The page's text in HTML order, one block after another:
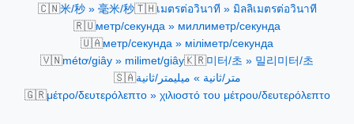
🇨🇳米/秒 » 毫米/秒🇹🇭เมตรต่อวินาที » มิลลิเมตรต่อวินาที
🇷🇺метр/секунда » миллиметр/секунда
🇺🇦метр/секунда » міліметр/секунда
🇻🇳métơ/giây » milimet/giây🇰🇷미터/초 » 밀리미터/초
🇸🇦متر/ثانية » ميليمتر/ثانية
🇬🇷μέτρο/δευτερόλεπτο » χιλιοστό του μέτρου/δευτερόλεπτο